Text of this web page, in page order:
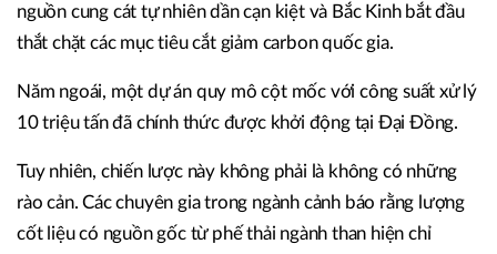
nguồn cung cát tự nhiên dần cạn kiệt và Bắc Kinh bắt đầu
thắt chặt các mục tiêu cắt giảm carbon quốc gia.
Năm ngoái, một dự án quy mô cột mốc với công suất xử lý
10 triệu tấn đã chính thức được khởi động tại Đại Đồng.
Tuy nhiên, chiến lược này không phải là không có những
rào cản. Các chuyên gia trong ngành cảnh báo rằng lượng
cốt liệu có nguồn gốc từ phế thải ngành than hiện chỉ